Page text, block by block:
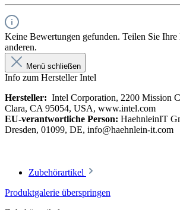
Keine Bewertungen gefunden. Teilen Sie
anderen.
Menü schließen
Info zum Hersteller Intel
Hersteller: Intel Corporation, 2200 Mission
Clara, CA 95054, USA, www.intel.com
EU-verantwortliche Person: HaehnleinIT
Dresden, 01099, DE, info@haehnlein-it.com
Zubehörartikel
Produktgalerie überspringen